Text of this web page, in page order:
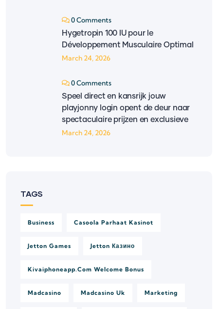
0 Comments
Hygetropin 100 IU pour le
Développement Musculaire Optimal
March 24, 2026
0 Comments
Speel direct en kansrijk jouw
playjonny login opent de deur naar
spectaculaire prijzen en exclusieve
March 24, 2026
TAGS
Business Casoola Parhaat Kasinot
Jetton Games Jetton Казино
Kivaiphoneapp.com Welcome Bonus
Madcasino Madcasino Uk Marketing